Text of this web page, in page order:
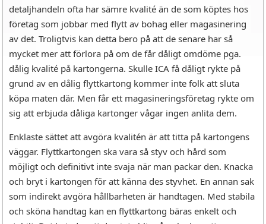
detaljhandeln ofta har sämre kvalité än de som köptes hos
företag som jobbar med flytt av bohag eller magasinering
av det. Troligtvis kan detta bero på att de senare har så
mycket mer att förlora på om de får dåligt omdöme pga.
dålig kvalité på kartongerna. Skulle ICA få dåligt rykte på
grund av en dålig flyttkartong kommer inte folk att sluta
köpa maten där. Men får ett magasineringsföretag rykte om
sig att erbjuda dåliga kartonger vågar ingen anlita dem.
Enklaste sättet att avgöra kvalitén är att titta på kartongens
väggar. Flyttkartongen ska vara så styv och hård som
möjligt och definitivt inte svaja när man packar den. Knacka
och bryt i kartongen för att känna des styvhet. En annan sak
som indirekt avgöra hållbarheten är handtagen. Med stabila
och sköna handtag kan en flyttkartong bäras enkelt och